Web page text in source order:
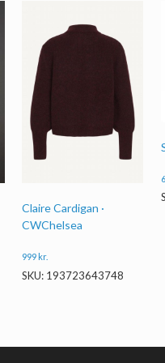
Claire Cardigan ·
CWChelsea
999 kr.
SKU: 193723643748